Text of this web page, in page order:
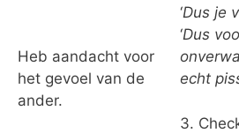
Heb aandacht voor
het gevoel van de
ander.
‘Dus je
‘Dus
echt
3.